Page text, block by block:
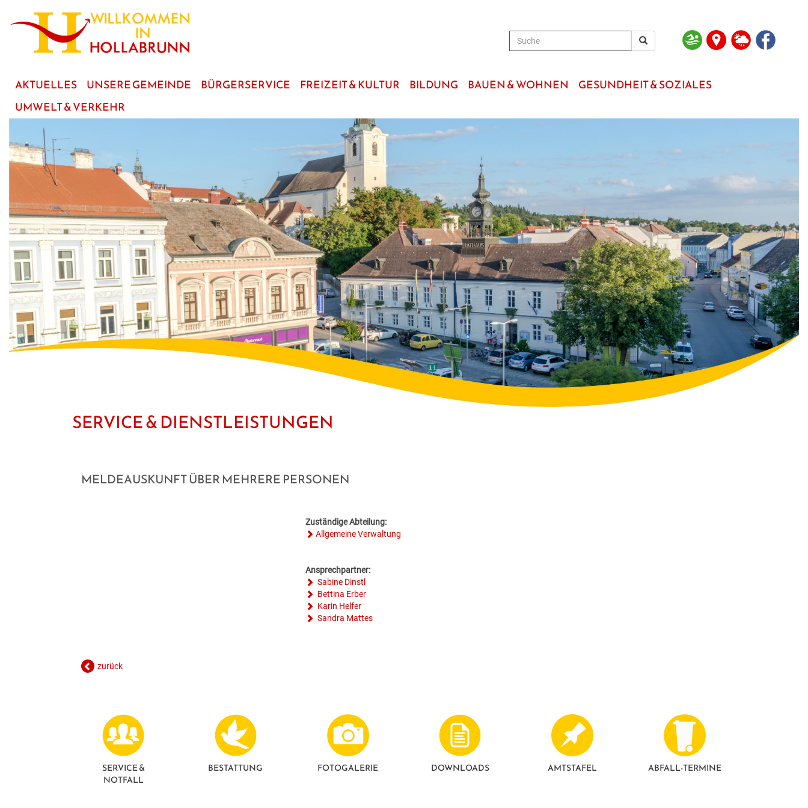
Hauptinhalt
AKTUELLES UNSERE GEMEINDE BÜRGERSERVICE FREIZEIT & KULTUR BILDUNG BAUEN & WOHNEN
GESUNDHEIT & SOZIALES
UMWELT & VERKEHR
SERVICE & DIENSTLEISTUNGEN
MELDEAUSKUNFT ÜBER MEHRERE PERSONEN
Zuständige Abteilung:
Allgemeine Verwaltung
Ansprechpartner:
Sabine Dinstl
Bettina Erber
Karin Helfer
Sandra Mattes
zurück
SERVICE &
NOTFALL
BESTATTUNG FOTO­GALERIE DOWNLOADS AMTSTAFEL ABFALL-TERMINE